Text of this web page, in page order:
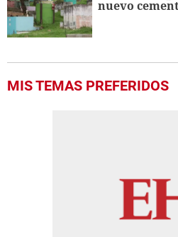
nuevo
MIS TEMAS PREFERIDOS